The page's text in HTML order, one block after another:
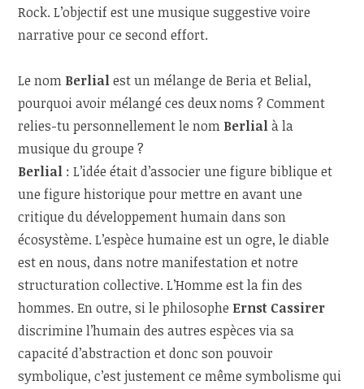
Rock. L’objectif est une musique suggestive voire
narrative pour ce second effort.
Le nom Berlialest un mélange de Beria et Belial,
pourquoi avoir mélangé ces deux noms ? Comment
relies-tu personnellement le nom Berlialà la
musique du groupe ?
Berlial : L’idée était d’associer une figure biblique et
une figure historique pour mettre en avant une
critique du développement humain dans son
écosystème. L’espèce humaine est un ogre, le diable
est en nous, dans notre manifestation et notre
structuration collective. L’Homme est la fin des
hommes. En outre, si le philosophe Ernst Cassirer
discrimine l’humain des autres espèces via sa
capacité d’abstraction et donc son pouvoir
symbolique, c’est justement ce même symbolisme qui